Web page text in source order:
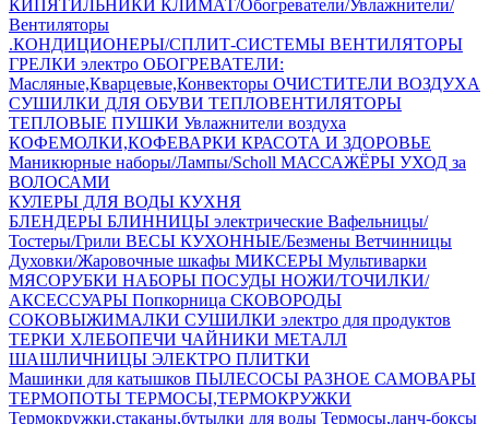
КИПЯТИЛЬНИКИ КЛИМАТ/Обогреватели/Увлажнители/
Вентиляторы
.КОНДИЦИОНЕРЫ/СПЛИТ-СИСТЕМЫ ВЕНТИЛЯТОРЫ
ГРЕЛКИ электро ОБОГРЕВАТЕЛИ:
Масляные,Кварцевые,Конвекторы ОЧИСТИТЕЛИ ВОЗДУХА
СУШИЛКИ ДЛЯ ОБУВИ ТЕПЛОВЕНТИЛЯТОРЫ
ТЕПЛОВЫЕ ПУШКИ Увлажнители воздуха
КОФЕМОЛКИ,КОФЕВАРКИ КРАСОТА И ЗДОРОВЬЕ
Маникюрные наборы/Лампы/Scholl МАССАЖЁРЫ УХОД за
ВОЛОСАМИ
КУЛЕРЫ ДЛЯ ВОДЫ КУХНЯ
БЛЕНДЕРЫ БЛИННИЦЫ электрические Вафельницы/
Тостеры/Грили ВЕСЫ КУХОННЫЕ/Безмены Ветчинницы
Духовки/Жаровочные шкафы МИКСЕРЫ Мультиварки
МЯСОРУБКИ НАБОРЫ ПОСУДЫ НОЖИ/ТОЧИЛКИ/
АКСЕССУАРЫ Попкорница СКОВОРОДЫ
СОКОВЫЖИМАЛКИ СУШИЛКИ электро для продуктов
ТЕРКИ ХЛЕБОПЕЧИ ЧАЙНИКИ МЕТАЛЛ
ШАШЛИЧНИЦЫ ЭЛЕКТРО ПЛИТКИ
Машинки для катышков ПЫЛЕСОСЫ РАЗНОЕ САМОВАРЫ
ТЕРМОПОТЫ ТЕРМОСЫ,ТЕРМОКРУЖКИ
Термокружки,стаканы,бутылки для воды Термосы,ланч-боксы